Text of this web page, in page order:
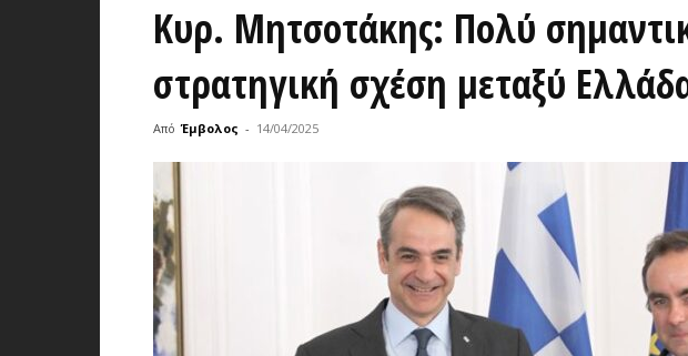
Κυρ. Μητσοτάκης: Πολύ
στρατηγική σχέση μεταξύ
Από Έμβολος - 14/04/2025